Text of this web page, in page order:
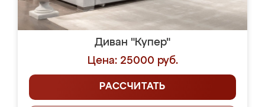
Диван "Купер"
Цена: 25000 руб.
РАССЧИТАТЬ